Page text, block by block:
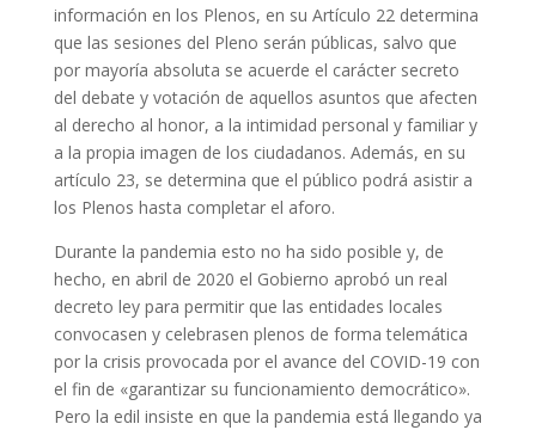
información en los Plenos, en su Artículo 22 determina
que las sesiones del Pleno serán públicas, salvo que
por mayoría absoluta se acuerde el carácter secreto
del debate y votación de aquellos asuntos que afecten
al derecho al honor, a la intimidad personal y familiar y
a la propia imagen de los ciudadanos. Además, en su
artículo 23, se determina que el público podrá asistir a
los Plenos hasta completar el aforo.
Durante la pandemia esto no ha sido posible y, de
hecho, en abril de 2020 el Gobierno aprobó un real
decreto ley para permitir que las entidades locales
convocasen y celebrasen plenos de forma telemática
por la crisis provocada por el avance del COVID-19 con
el fin de «garantizar su funcionamiento democrático».
Pero la edil insiste en que la pandemia está llegando ya